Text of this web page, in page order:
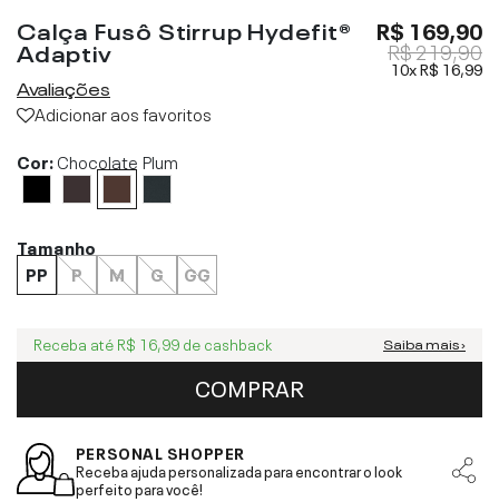
Calça Fusô Stirrup Hydefit®
Adaptiv
Avaliações
Adicionar aos favoritos
R$ 169,90
R$ 219,90
10xR$ 16,99
Cor:Chocolate Plum
Tamanho
PP
P M G GG
Receba até R$ 16,99 de cashback Saiba mais ›
COMPRAR
PERSONAL SHOPPER
Receba ajuda personalizada para encontrar o look
perfeito para você!